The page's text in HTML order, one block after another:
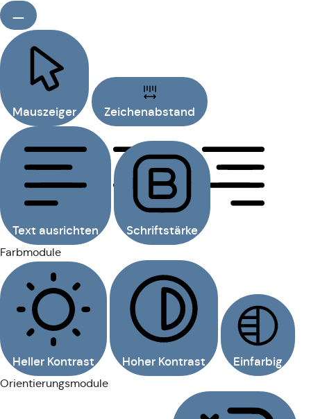
Mauszeiger Zeichenabstand
Text ausrichten Schriftstärke
Farbmodule
Heller Kontrast Hoher Kontrast Einfarbig
Orientierungsmodule